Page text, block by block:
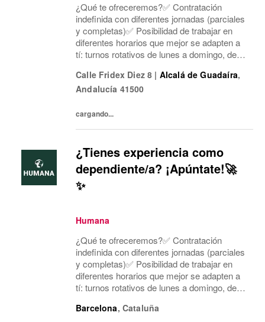
¿Qué te ofreceremos?✅ Contratación
indefinida con diferentes jornadas (parciales
y completas)✅ Posibilidad de trabajar en
diferentes horarios que mejor se adapten a
tí: turnos rotativos de lunes a domingo, de
laboral en cinco días a la semana y dos días
mí...
Calle Fridex Diez 8 | Alcalá de Guadaíra,
Andalucía 41500
cargando...
¿Tienes experiencia como
dependiente/a? ¡Apúntate!🚀
✨
Humana
¿Qué te ofreceremos?✅ Contratación
indefinida con diferentes jornadas (parciales
y completas)✅ Posibilidad de trabajar en
diferentes horarios que mejor se adapten a
tí: turnos rotativos de lunes a domingo, de
laboral en cinco días a la semana y dos días
Barcelona, Cataluña